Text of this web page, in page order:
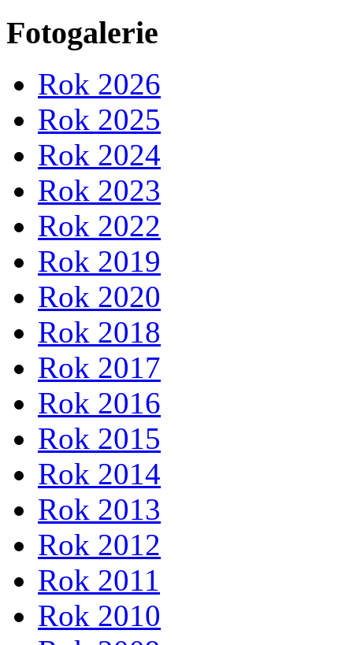
Fotogalerie
Rok 2026
Rok 2025
Rok 2024
Rok 2023
Rok 2022
Rok 2019
Rok 2020
Rok 2018
Rok 2017
Rok 2016
Rok 2015
Rok 2014
Rok 2013
Rok 2012
Rok 2011
Rok 2010